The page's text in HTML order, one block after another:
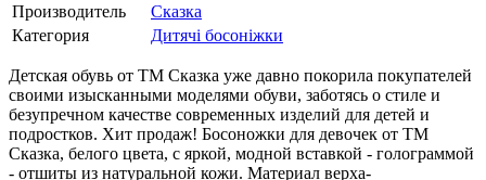
Производитель
Сказка
Категория
Дитячі босоніжки
Детская обувь от ТМ Сказка уже давно покорила покупателей
своими изысканными моделями обуви, заботясь о стиле и
безупречном качестве современных изделий для детей и
подростков. Хит продаж! Босоножки для девочек от ТМ
Сказка, белого цвета, с яркой, модной вставкой - голограммой
- отшиты из натуральной кожи. Материал верха-